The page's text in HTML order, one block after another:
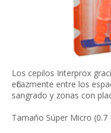
Los cepilos Interprox
eficazmente entre los
sangrado y zonas con
Tamaño Súper Micro (0.7